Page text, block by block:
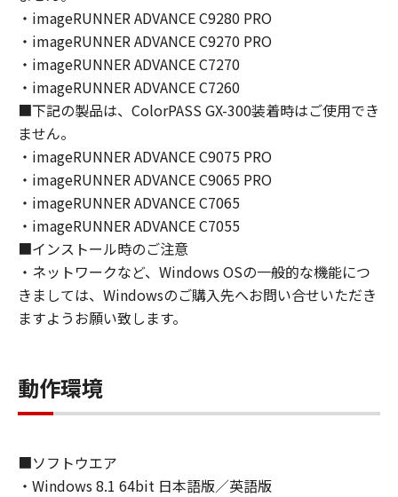
はできません。
(2) お客様は、「本ソフトウェア」の全部また
は一部を修正、改変、逆コンパイル、逆アセン
ブル、その他リバースエンジニアリング等する
ことはできません。また第三者にこのような行
為をさせてはなりません。
３．著作権表示
お客様は、「本ソフトウェア」に含まれるキヤ
ノンまたはキヤノンのライセンサーの著作権表
示を変更し、除去しもしくは削除してはなりま
せん。
４．所有権
「本ソフトウェア」に係る権原および所有権
は、その内容によりキヤノンまたはキヤノンの
５．輸出
お客様は、日本国政府または関連する外国政府
トウェア」の全部または一部を、直接または間
接に輸出してはなりません。
・imageRUNNER ADVANCE C9280 PRO
・imageRUNNER ADVANCE C9270 PRO
・imageRUNNER ADVANCE C7270
・imageRUNNER ADVANCE C7260
■下記の製品は、ColorPASS GX-300装着時はご使用でき
ません。
・imageRUNNER ADVANCE C9075 PRO
・imageRUNNER ADVANCE C9065 PRO
・imageRUNNER ADVANCE C7065
・imageRUNNER ADVANCE C7055
■インストール時のご注意
・ネットワークなど、Windows OSの一般的な機能につ
きましては、Windowsのご購入先へお問い合せいただき
ますようお願い致します。
動作環境
■ソフトウエア
・Windows 8.1 64bit 日本語版／英語版